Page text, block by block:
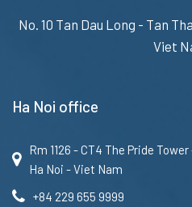
No. 10 Tan Dau Long - Tan
Viet
Ha Noi office
Rm 1126 - CT4 The Pride
Ha Noi - Viet Nam
+84 229 655 9999